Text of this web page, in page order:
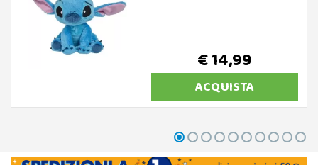
€ 14,99
ACQUISTA